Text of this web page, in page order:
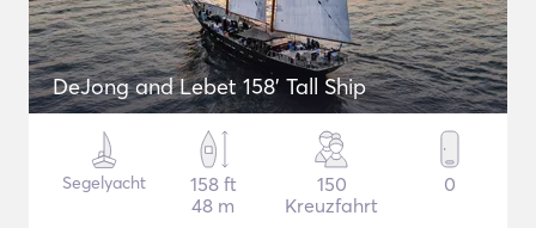
DeJong and Lebet 158' Tall Ship
Segelyacht
158 ft
48 m
150
Kreuzfahrt
0